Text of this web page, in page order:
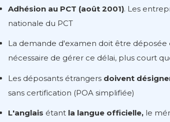
Adhésion au PCT (août 2001). Les
nationale du PCT
La demande d'examen doit être déposée
nécessaire de gérer ce délai, plus court
Les déposants étrangers doivent
sans certification (POA simplifiée)
L'anglais étant la langue officielle, le